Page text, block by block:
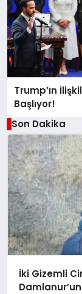
Trump’ın
Başlıyor!
Son Dakika
İki Gizemli